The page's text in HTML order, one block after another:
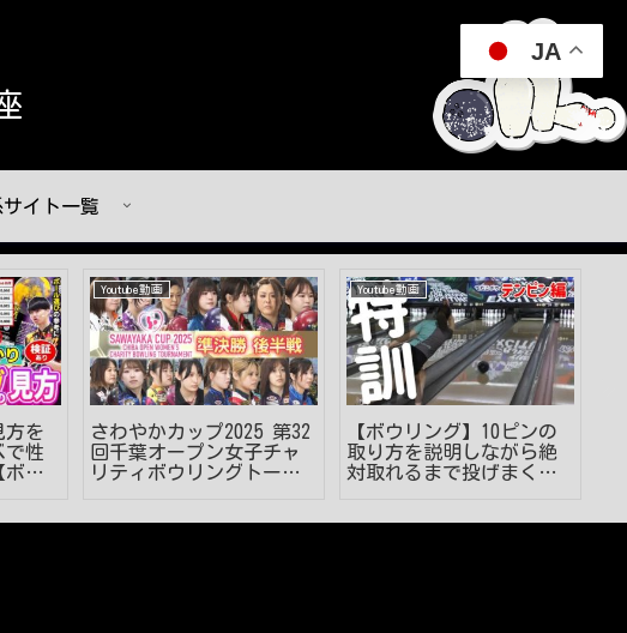
サイト一覧
方を
で性
ボウ
Youtube動画
さわやかカップ2025 第32
回千葉オープン女子チャ
リティボウリングトーナ
Youtube動画
【ボウリング】10ピンの
取り方を説明しながら絶
対取れるまで投げまくり
JA